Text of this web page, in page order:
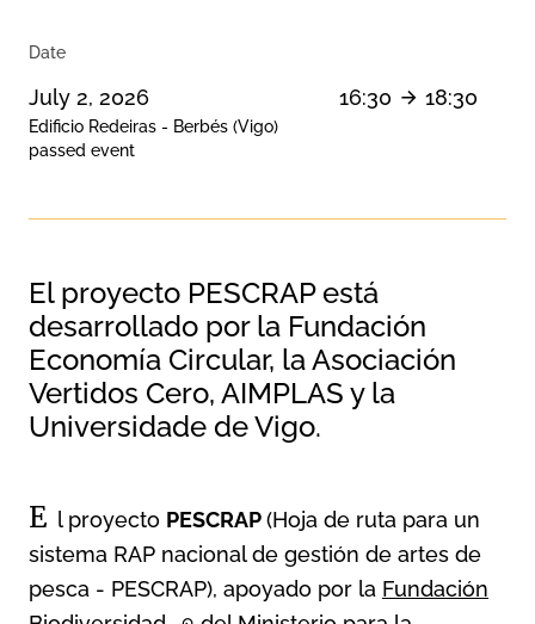
Date
July 2, 2026 16:30 18:30
Edificio Redeiras - Berbés (Vigo)
passed event
El proyecto PESCRAP está
desarrollado por la Fundación
Economía Circular, la Asociación
Vertidos Cero, AIMPLAS y la
Universidade de Vigo.
E l proyecto PESCRAP(Hoja de ruta para un
sistema RAP nacional de gestión de artes de
pesca - PESCRAP), apoyado por la Fundación